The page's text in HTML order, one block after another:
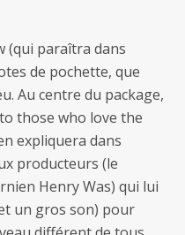
(qui paraîtra dans
de pochette, que
Au centre du package,
those who love the
expliquera dans
producteurs (le
Henry Was) qui lui
un gros son) pour